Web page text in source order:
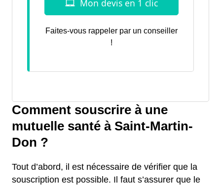
Faites-vous rappeler par un conseiller
!
Comment souscrire à une
mutuelle santé à Saint-Martin-
Don ?
Tout d’abord, il est nécessaire de vérifier que la
souscription est possible. Il faut s’assurer que le